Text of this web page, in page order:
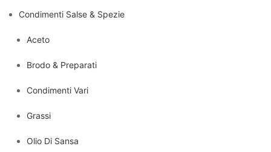
Condimenti Salse & Spezie
Aceto
Brodo & Preparati
Condimenti Vari
Grassi
Olio Di Sansa